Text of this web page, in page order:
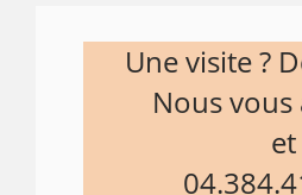
Une visite ?
Nous